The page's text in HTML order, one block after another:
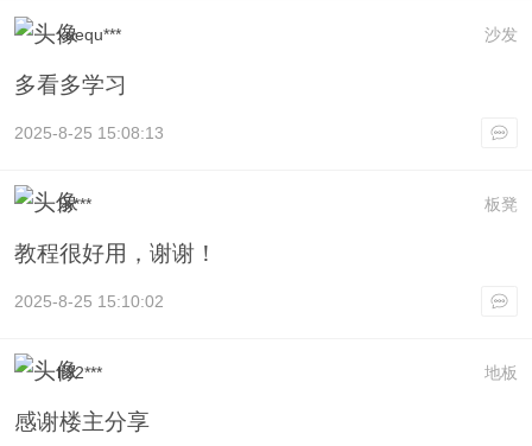
沙发
xuequ***
多看多学习
2025-8-25 15:08:13
板凳
乐***
教程很好用，谢谢！
2025-8-25 15:10:02
地板
lf32***
感谢楼主分享